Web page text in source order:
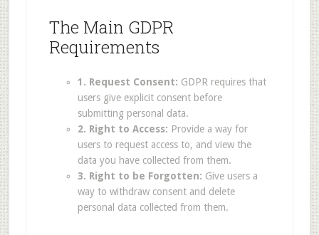
The Main GDPR
Requirements
1. Request Consent: GDPR requires that
users give explicit consent before
submitting personal data.
2. Right to Access: Provide a way for
users to request access to, and view the
data you have collected from them.
3. Right to be Forgotten: Give users a
way to withdraw consent and delete
personal data collected from them.